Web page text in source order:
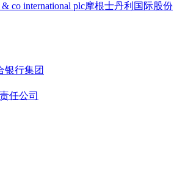
& co international plc摩根士丹利国际股份
银行集团
任公司